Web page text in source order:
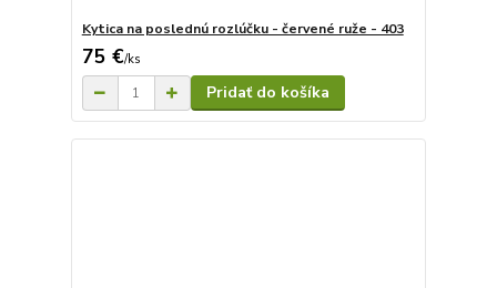
Kytica na poslednú rozlúčku - červené ruže - 403
75 €/ks
Pridať do košíka